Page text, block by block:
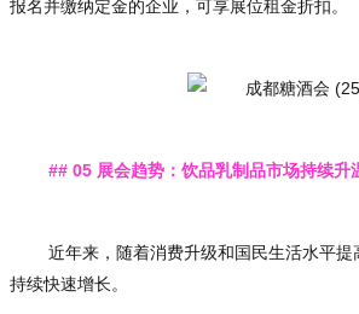
报名并缴纳定金的企业，可享展位租金折扣。
## 05 展会趋势：饮品乳制品市场持续升
近年来，随着消费升级和国民生活水平
持续快速增长。